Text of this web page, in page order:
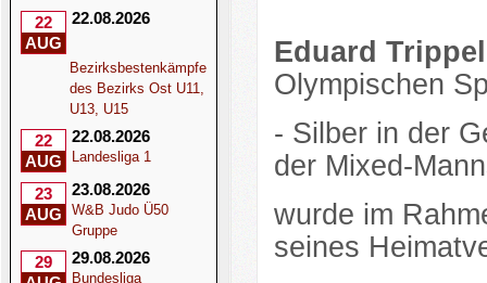
22
AUG
22.08.2026
Bezirksbestenkämpfe
des Bezirks Ost U11,
U13, U15
22
AUG
22.08.2026
Landesliga 1
23
AUG
23.08.2026
W&B Judo Ü50
Gruppe
29
29.08.2026
Bundesliga
Eduard
Olympischen
- Silber in der
der Mixed-
wurde im
seines